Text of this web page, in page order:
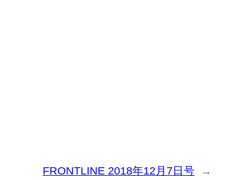
FRONTLINE 2018年12月7日号 →